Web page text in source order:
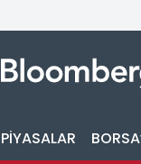
PİYASALAR BORSA